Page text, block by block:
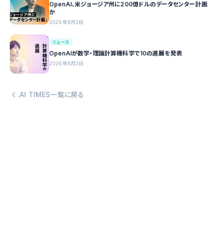
OpenAI、米ジョージア州に200億ドルのデータセンター計画
か
2026年8月2日
ニュース
OpenAIが数学・理論計算機科学で10の進展を発表
2026年8月2日
.AI TIMES一覧に戻る